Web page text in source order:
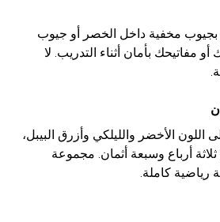
بجيوب مخفية داخل الخصر أو جيوب
مفاتيحك بأمان أثناء التدريب. لا
اللون الأخضر والليلكي وأزرق البيبل،
أرباع وسبعة أثمان. مجموعة
رياضية كاملة.